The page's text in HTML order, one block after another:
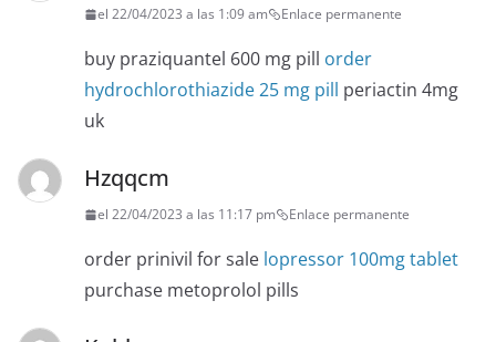
el 22/04/2023 a las 1:09 am Enlace permanente
buy praziquantel 600 mg pill order
hydrochlorothiazide 25 mg pill periactin 4mg
uk
Hzqqcm
el 22/04/2023 a las 11:17 pm Enlace permanente
order prinivil for sale lopressor 100mg tablet
purchase metoprolol pills